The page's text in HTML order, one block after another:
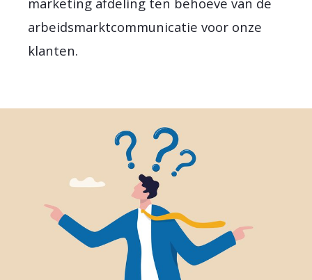
arbeidsmarktcommunicatie voor onze
klanten.